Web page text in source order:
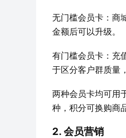
无门槛会员卡：商
金额后可以升级。
有门槛会员卡：充
于区分客户群质量
两种会员卡均可用
种，积分可换购商
2. 会员营销